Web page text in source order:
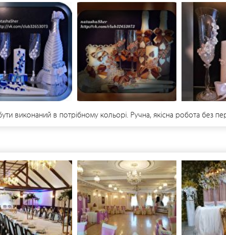
виконаний в потрібному кольорі. Ручна, якісна робота без